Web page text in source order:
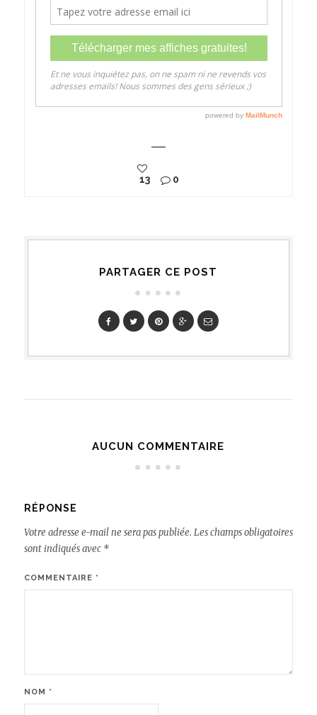
13 0
PARTAGER CE POST
AUCUN COMMENTAIRE
RÉPONSE
Votre adresse e-mail ne sera pas publiée. Les champs obligatoires
sont indiqués avec *
COMMENTAIRE *
NOM *